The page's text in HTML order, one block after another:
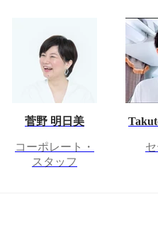
菅野 明日美
コーポレート・
スタッフ